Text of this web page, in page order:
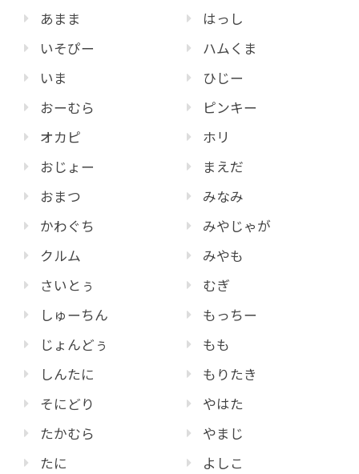
あまま
いそぴー
いま
おーむら
オカピ
おじょー
おまつ
かわぐち
クルム
さいとぅ
しゅーちん
じょんどぅ
しんたに
そにどり
たかむら
たに
はっし
ハムくま
ひじー
ピンキー
ホリ
まえだ
みなみ
みやじゃが
みやも
むぎ
もっちー
もも
もりたき
やはた
やまじ
よしこ